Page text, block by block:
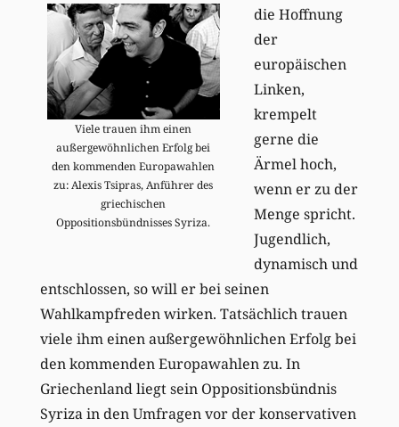
Viele trauen ihm einen
außergewöhnlichen Erfolg bei
den kommenden Europawahlen
zu: Alexis Tsipras, Anführer des
griechischen
Oppositionsbündnisses Syriza.
die Hoffnung
der
europäischen
Linken,
krempelt
gerne die
Ärmel hoch,
wenn er zu der
Menge spricht.
Jugendlich,
dynamisch und
entschlossen, so will er bei seinen
Wahlkampfreden wirken. Tatsächlich trauen
viele ihm einen außergewöhnlichen Erfolg bei
den kommenden Europawahlen zu. In
Griechenland liegt sein Oppositionsbündnis
Syriza in den Umfragen vor der konservativen